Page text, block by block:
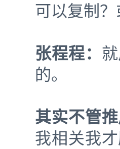
可以复制
张程程：
的。
其实不管
我相关我